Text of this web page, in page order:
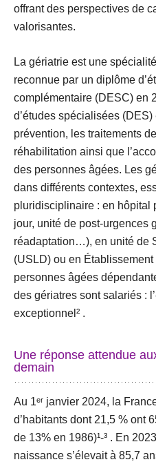
offrant des perspectives de
valorisantes.
La gériatrie est une
reconnue par un diplôme
complémentaire (DESC) en
d’études spécialisées
prévention, les traitements
réhabilitation ainsi que
des personnes âgées. Les
dans différents contextes,
pluridisciplinaire : en hôpital
jour, unité de post-urgences
réadaptation…), en unité de
(USLD) ou en Établissement
personnes âgées
des gériatres sont salariés :
exceptionnel² .
Une réponse attendue
demain
Au 1ᵉʳ janvier 2024, la
d’habitants dont 21,5 % ont
de 13% en 1986)¹-³ . En
naissance s’élevait à 85,7